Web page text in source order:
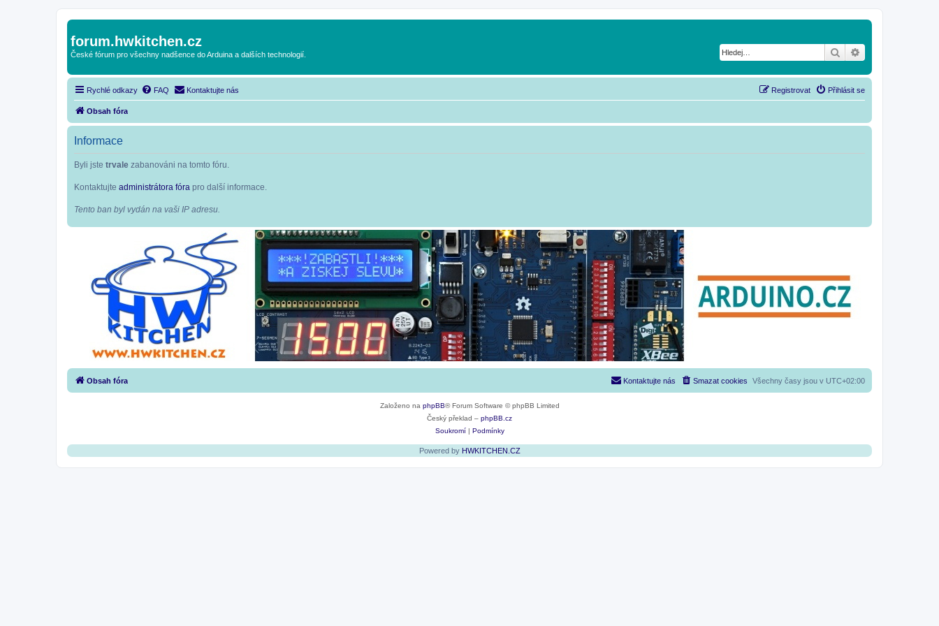
forum.hwkitchen.cz
České fórum pro všechny nadšence do Arduina a dalších technologií. Hledat
Rychlé odkazy FAQ Kontaktujte nás Přihlásit se
Registrovat
Obsah fóra
Informace
Byli jste trvale zabanováni na tomto fóru.
Kontaktujte administrátora fóra pro další informace.
Tento ban byl vydán na vaši IP adresu.
Obsah fóra Všechny časy jsou v UTC+02:00
Smazat cookies
Kontaktujte nás
Založeno na phpBB® Forum Software © phpBB Limited
Český překlad – phpBB.cz
Soukromí| Podmínky
Powered by HWKITCHEN.CZ